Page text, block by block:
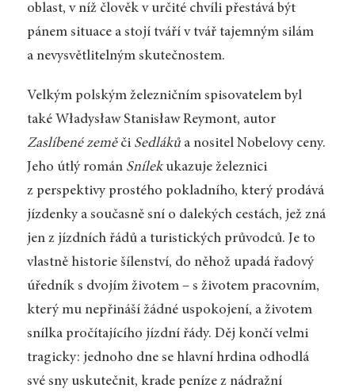
oblast, v níž člověk v určité chvíli přestává být
pánem situace a stojí tváří v tvář tajemným silám
a nevysvětlitelným skutečnostem.
Velkým polským železničním spisovatelem byl
také Władysław Stanisław Reymont, autor
Zaslíbené zeměči Sedlákůa nositel Nobelovy ceny.
Jeho útlý román Snílekukazuje železnici
z perspektivy prostého pokladního, který prodává
jízdenky a současně sní o dalekých cestách, jež zná
jen z jízdních řádů a turistických průvodců. Je to
vlastně historie šílenství, do něhož upadá řadový
úředník s dvojím životem – s životem pracovním,
který mu nepřináší žádné uspokojení, a životem
snílka pročítajícího jízdní řády. Děj končí velmi
tragicky: jednoho dne se hlavní hrdina odhodlá
své sny uskutečnit, krade peníze z nádražní